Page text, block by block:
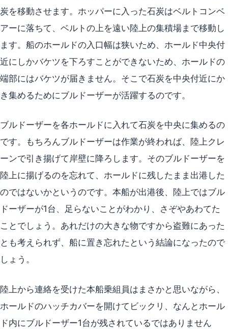
炭を移動させます。ホッパーに入った石炭はベルトコンベ
アーに落ちて、ベルトの上を遠い陸上の集積場まで移動し
ます。船のホールドの入口幅は狭いため、ホールド中央付
近にしかバケツを下ろすことができないため、ホールドの
端部にはバケツが届きません。そこで石炭を中央付近にか
き集めるためにブルドーザーが活躍するのです。
ブルドーザーを各ホールドに入れて石炭を中央に集めるの
です。もちろんブルドーザーは作業が終われば、陸上クレ
ーンで引き揚げて岸壁に降ろします。そのブルドーザーを
陸上に揚げるのを忘れて、ホールドに残したまま出港した
のではないかというのです。本船が出港後、陸上ではブル
ドーザーが1台、足らないことがわかり、さぞやあわてた
ことでしょう。あれだけの大きな物ですから盗難にあった
とも考えられず、船に置き忘れたという結論になったので
しょう。
陸上から連絡を受けた本船乗組員はまさかと思いながら、
ホールドのハッチカバーを開けてビックリ、なんとホール
ド内にブルドーザー1台が残されているではありません